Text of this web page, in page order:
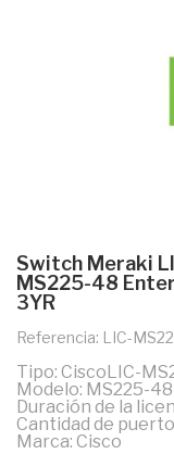
Switch Meraki
MS225-48
3YR
Referencia: LIC-
Tipo: CiscoLIC-
Modelo: MS225-48
Duración de la
Cantidad de
Marca: Cisco